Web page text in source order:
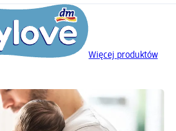
Więcej produktów